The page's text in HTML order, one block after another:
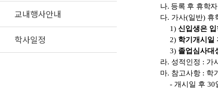
교내행사안내
학사일정
나. 등록 후 휴학
다. 가사(일반) 휴
1) 신입생은 입
2) 학기개시일
3) 졸업심사대
라. 성적인정 : 가
마. 참고사항 : 학
- 개시일 후 30